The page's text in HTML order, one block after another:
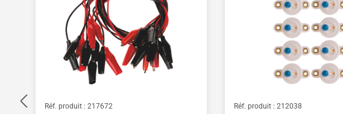
Réf. produit : 217672 Réf. produit : 212038